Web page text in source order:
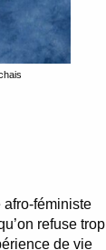
féministe
refuse trop
de vie